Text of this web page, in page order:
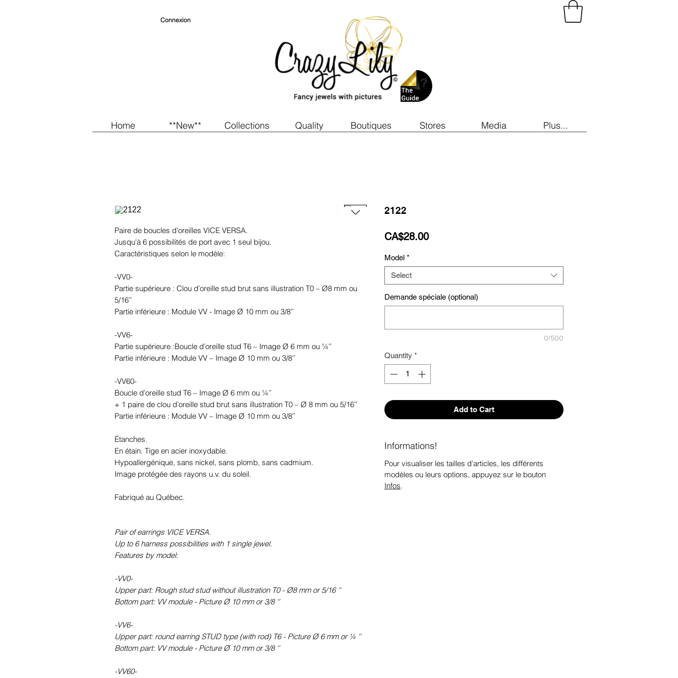
Home **New** Collections Quality Boutiques Stores Media Plus...
Connexion
Paire de boucles d'oreilles VICE VERSA.
Jusqu'à 6 possibilités de port avec 1 seul bijou.
Caractéristiques selon le modèle:
-VV0-
Partie supérieure : Clou d’oreille stud brut sans illustration T0 – Ø8 mm ou
5/16’’
Partie inférieure : Module VV - Image Ø 10 mm ou 3/8’’
-VV6-
Partie supérieure :Boucle d’oreille stud T6 – Image Ø 6 mm ou ¼’’
Partie inférieure : Module VV – Image Ø 10 mm ou 3/8’’
-VV60-
Boucle d’oreille stud T6 – Image Ø 6 mm ou ¼’’
+ 1 paire de clou d’oreille stud brut sans illustration T0 – Ø 8 mm ou 5/16’’
Partie inférieure : Module VV – Image Ø 10 mm ou 3/8’’
Étanches.
En étain. Tige en acier inoxydable.
Hypoallergénique, sans nickel, sans plomb, sans cadmium.
Image protégée des rayons u.v. du soleil.
Fabriqué au Québec.
Pair of earrings VICE VERSA.
Up to 6 harness possibilities with 1 single jewel.
Features by model:
-VV0-
Upper part: Rough stud stud without illustration T0 - Ø8 mm or 5/16 ''
Bottom part: VV module - Picture Ø 10 mm or 3/8 ''
-VV6-
Upper part: round earring STUD type (with rod) T6 - Picture Ø 6 mm or ¼ ''
Bottom part: VV module - Picture Ø 10 mm or 3/8 ''
-VV60-
2122
CA$28.00Price
Model *
Select
Demande spéciale (optional)
0/500
Quantity *
Add to Cart
Informations!
Pour visualiser les tailles d'articles, les différents
modèles ou leurs options, appuyez sur le bouton
Infos.